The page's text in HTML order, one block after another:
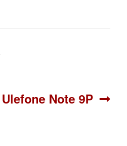
Siguiente:
Ulefone Note 9P